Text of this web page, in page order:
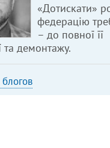
«Дотискати»
федерацію
– до повної її
та демонтажу.